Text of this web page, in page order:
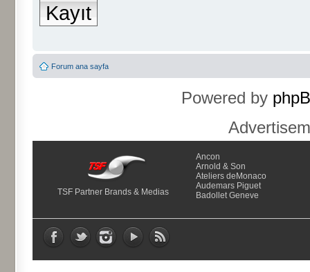
Kayıt
Forum ana sayfa
Powered by
TSF Partner Brands & Medias
Ancon
Arnold & Son
Ateliers deMonaco
Audemars Piguet
Badollet Geneve